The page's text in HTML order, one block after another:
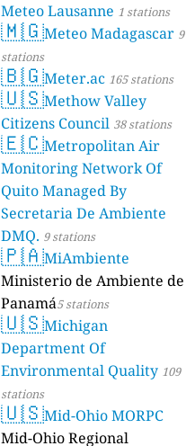
Meteo Lausanne 1 stations
🇲🇬Meteo Madagascar 9
stations
🇧🇬Meter.ac 165 stations
🇺🇸Methow Valley
Citizens Council 38 stations
🇪🇨Metropolitan Air
Monitoring Network Of
Quito Managed By
Secretaria De Ambiente
DMQ. 9 stations
🇵🇦MiAmbiente
Ministerio de Ambiente de
Panamá5 stations
🇺🇸Michigan
Department Of
Environmental Quality 109
stations
🇺🇸Mid-Ohio MORPC
Mid-Ohio Regional